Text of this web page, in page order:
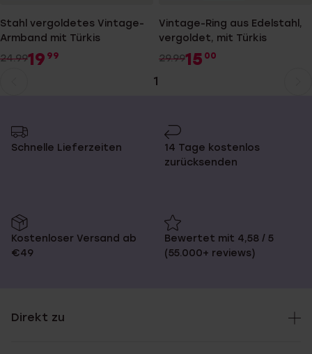
Stahl vergoldetes Vintage-
Armband mit Türkis
24.9919 99
Vintage-Ring aus Edelstahl,
vergoldet, mit Türkis
29.9915 00
1
Schnelle Lieferzeiten
14 Tage kostenlos
zurücksenden
Kostenloser Versand ab
€49
Bewertet mit 4,58 / 5
(55.000+ reviews)
Direkt zu